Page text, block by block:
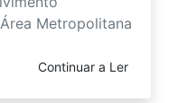
Metropolitana
Continuar a Ler